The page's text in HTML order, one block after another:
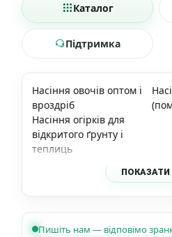
Каталог
Підтримка
Насіння овочів оптом і
вроздріб
Насіння огірків для
відкритого ґрунту і
теплиць
ПОКАЗАТИ
Пишіть нам — відповімо